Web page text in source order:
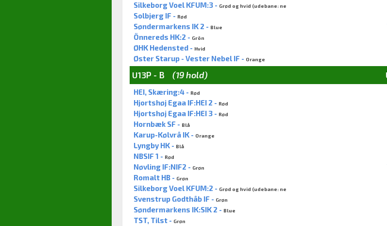
Silkeborg Voel KFUM:3 - Grød og hvid (udebane: ne
Solbjerg IF - Rød
Søndermarkens IK 2 - Blue
Önnereds HK:2 - Grön
ØHK Hedensted - Hvid
Øster Starup - Vester Nebel IF - Orange
U13P - B (19 hold)
HEI, Skæring:4 - Rød
Hjortshøj Egaa IF:HEI 2 - Rød
Hjortshøj Egaa IF:HEI 3 - Rød
Hornbæk SF - Blå
Karup-Kølvrå IK - Orange
Lyngby HK - Blå
NBSIF 1 - Rød
Nøvling IF:NIF2 - Grøn
Romalt HB - Grøn
Silkeborg Voel KFUM:2 - Grød og hvid (udebane: ne
Svenstrup Godthåb IF - Grøn
Søndermarkens IK:SIK 2 - Blue
TST, Tilst - Grøn